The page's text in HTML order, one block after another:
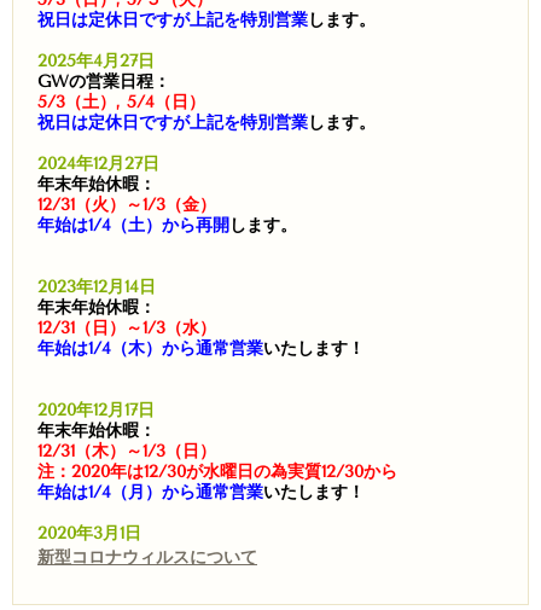
祝日は定休日ですが上記を特別営業します。
2025年4月27日
GWの営業日程：
5/3（土）, 5/4（日）
祝日は定休日ですが上記を特別営業します。
2024年12月27日
年末年始休暇：
12/31（火）～1/3（金）
年始は1/4（土）から再開 します。
2023年12月14日
年末年始休暇：
12/31（日）～1/3（水）
年始は1/4（木）から通常営業いたします！
2020年12月17日
年末年始休暇：
12/31（木）～1/3（日）
注：2020年は12/30が水曜日の為実質12/30から
年始は1/4（月）から通常営業いたします！
2020年3月1日
新型コロナウィルスについて